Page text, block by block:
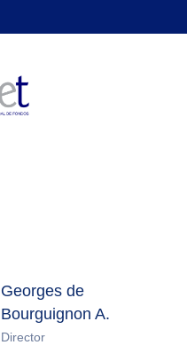
Georges de
Bourguignon A.
Director